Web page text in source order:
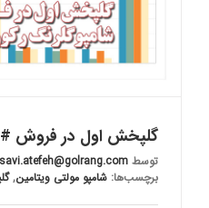
گلپخش اول در فروش
توسط
برچسب‌ها: شامپو مولتی ویتامین,